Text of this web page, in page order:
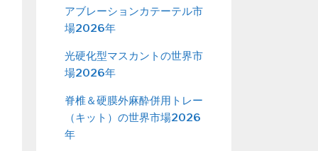
アブレーションカテーテル市
場2026年
光硬化型マスカントの世界市
場2026年
脊椎＆硬膜外麻酔併用トレー
（キット）の世界市場2026
年